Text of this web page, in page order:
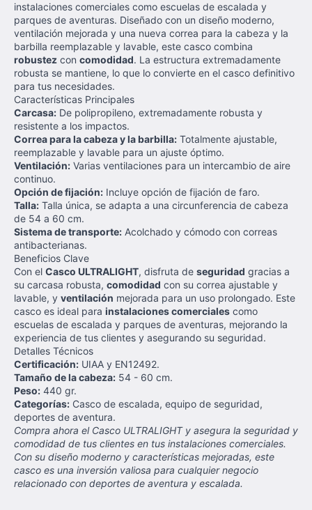
instalaciones comerciales como escuelas de escalada y
parques de aventuras. Diseñado con un diseño moderno,
ventilación mejorada y una nueva correa para la cabeza y la
barbilla reemplazable y lavable, este casco combina
robustez con comodidad. La estructura extremadamente
robusta se mantiene, lo que lo convierte en el casco definitivo
para tus necesidades.
Características Principales
Carcasa: De polipropileno, extremadamente robusta y
resistente a los impactos.
Correa para la cabeza y la barbilla: Totalmente ajustable,
reemplazable y lavable para un ajuste óptimo.
Ventilación: Varias ventilaciones para un intercambio de aire
continuo.
Opción de fijación: Incluye opción de fijación de faro.
Talla: Talla única, se adapta a una circunferencia de cabeza
de 54 a 60 cm.
Sistema de transporte: Acolchado y cómodo con correas
antibacterianas.
Beneficios Clave
Con el Casco ULTRALIGHT, disfruta de seguridad gracias a
su carcasa robusta, comodidad con su correa ajustable y
lavable, y ventilación mejorada para un uso prolongado. Este
casco es ideal para instalaciones comerciales como
escuelas de escalada y parques de aventuras, mejorando la
experiencia de tus clientes y asegurando su seguridad.
Detalles Técnicos
Certificación: UIAA y EN12492.
Tamaño de la cabeza: 54 - 60 cm.
Peso: 440 gr.
Categorías: Casco de escalada, equipo de seguridad,
deportes de aventura.
Compra ahora el Casco ULTRALIGHT y asegura la seguridad y
comodidad de tus clientes en tus instalaciones comerciales.
Con su diseño moderno y características mejoradas, este
casco es una inversión valiosa para cualquier negocio
relacionado con deportes de aventura y escalada.